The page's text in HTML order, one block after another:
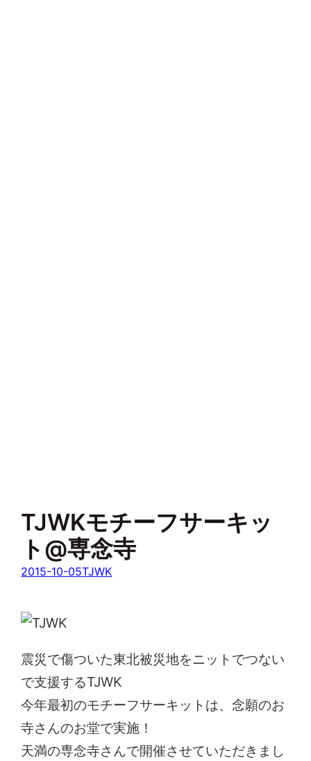
TJWKモチーフサーキッ
ト@専念寺
2015-10-05TJWK
震災で傷ついた東北被災地をニットでつない
で支援するTJWK
今年最初のモチーフサーキットは、念願のお
寺さんのお堂で実施！
天満の専念寺さんで開催させていただきまし